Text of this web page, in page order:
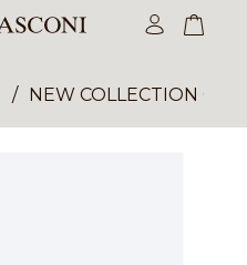
NEW COLLECTION